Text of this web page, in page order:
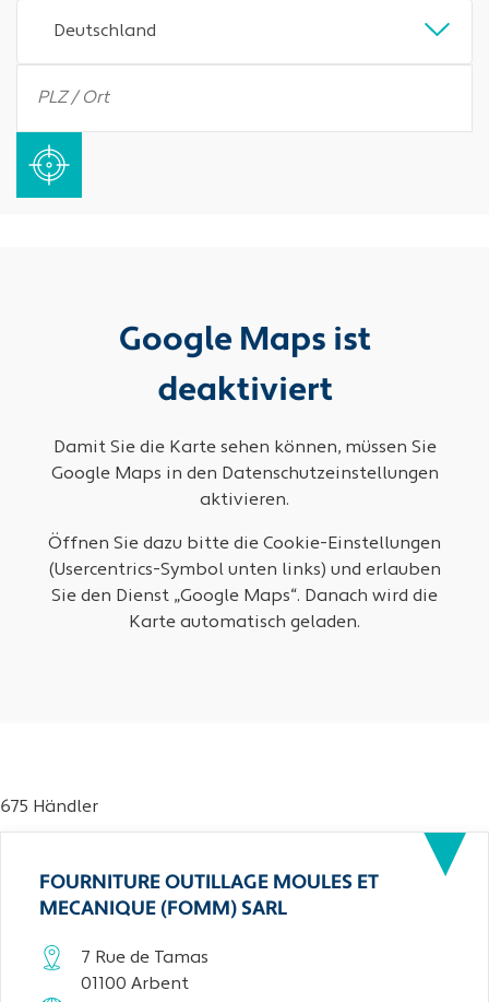
Deutschland
Google Maps ist
deaktiviert
Damit Sie die Karte sehen können, müssen Sie
Google Maps in den Datenschutzeinstellungen
aktivieren.
Öffnen Sie dazu bitte die Cookie-Einstellungen
(Usercentrics-Symbol unten links) und erlauben
Sie den Dienst „Google Maps“. Danach wird die
Karte automatisch geladen.
675 Händler
FOURNITURE OUTILLAGE MOULES ET
MECANIQUE (FOMM) SARL
7 Rue de Tamas
01100 Arbent